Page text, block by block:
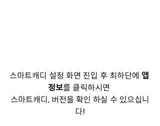
스마트캐디 설정 화면 진입 후 최하단에 앱
정보를 클릭하시면
스마트캐디, 버전을 확인 하실 수 있으십니
다!